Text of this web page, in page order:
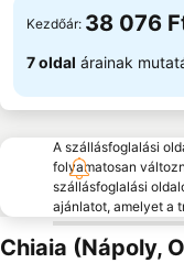
Kezdőár: 38 076
7 oldal árainak
A szállásfoglalási
folyamatosan
szállásfoglalási
ajánlatot, amelyet a
Chiaia (Nápoly,